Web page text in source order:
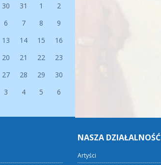
30 31 1
2
6 7 8
9
13 14 15
16
20 21 22
23
27 28 29
30
3 4 5 6
NASZA DZIAŁALNOŚĆ
Artyści